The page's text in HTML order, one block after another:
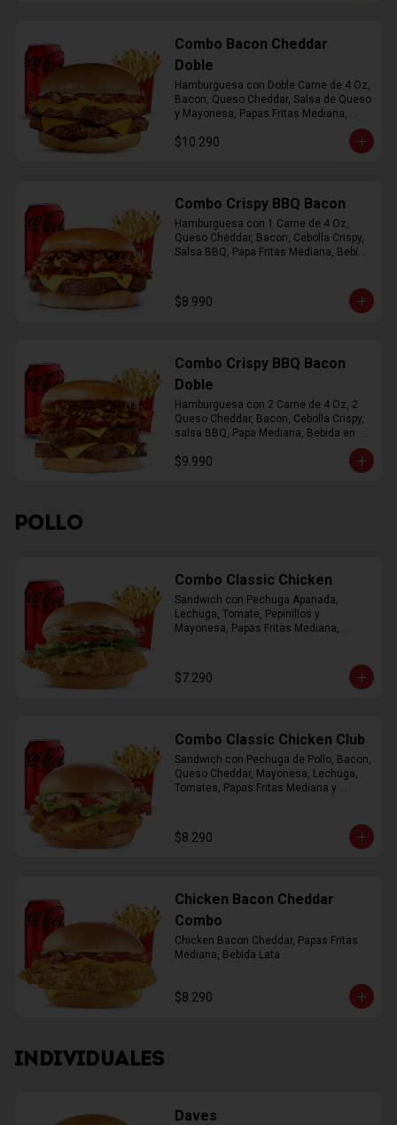
Combo Bacon Cheddar
Doble
Hamburguesa con Doble Carne de 4 Oz,
Bacon, Queso Cheddar, Salsa de Queso
y Mayonesa, Papas Fritas Mediana,
$10.290
Combo Crispy BBQ Bacon
Hamburguesa con 1 Carne de 4 Oz,
Queso Cheddar, Bacon, Cebolla Crispy,
Salsa BBQ, Papa Fritas Mediana, Bebida
$8.990
Combo Crispy BBQ Bacon
Doble
Hamburguesa con 2 Carne de 4 Oz, 2
Queso Cheddar, Bacon, Cebolla Crispy,
salsa BBQ, Papa Mediana, Bebida en
$9.990
POLLO
Combo Classic Chicken
Sandwich con Pechuga Apanada,
Lechuga, Tomate, Pepinillos y
Mayonesa, Papas Fritas Mediana,
$7.290
Combo Classic Chicken Club
Sandwich con Pechuga de Pollo, Bacon,
Queso Cheddar, Mayonesa, Lechuga,
Tomates, Papas Fritas Mediana y
$8.290
Chicken Bacon Cheddar
Combo
Chicken Bacon Cheddar, Papas Fritas
Mediana, Bebida Lata
$8.290
INDIVIDUALES
Daves